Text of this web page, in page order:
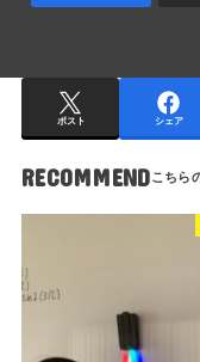
ポスト シェア
RECOMMEND